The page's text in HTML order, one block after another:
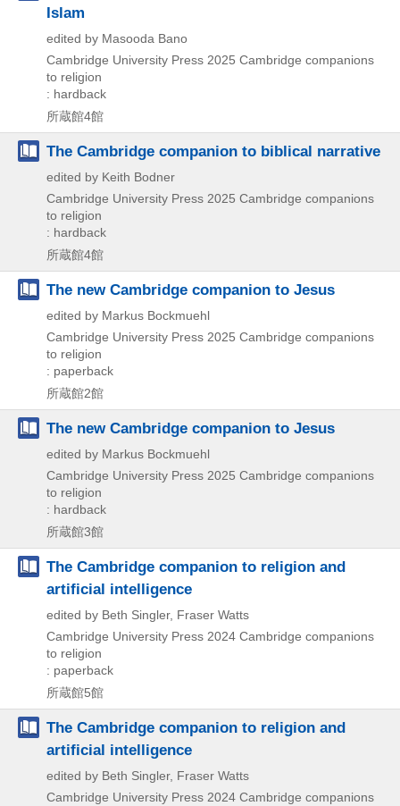
Islam
edited by Masooda Bano
Cambridge University Press 2025 Cambridge companions
to religion
: hardback
所蔵館4館
The Cambridge companion to biblical narrative
edited by Keith Bodner
Cambridge University Press 2025 Cambridge companions
to religion
: hardback
所蔵館4館
The new Cambridge companion to Jesus
edited by Markus Bockmuehl
Cambridge University Press 2025 Cambridge companions
to religion
: paperback
所蔵館2館
The new Cambridge companion to Jesus
edited by Markus Bockmuehl
Cambridge University Press 2025 Cambridge companions
to religion
: hardback
所蔵館3館
The Cambridge companion to religion and
artificial intelligence
edited by Beth Singler, Fraser Watts
Cambridge University Press 2024 Cambridge companions
to religion
: paperback
所蔵館5館
The Cambridge companion to religion and
artificial intelligence
edited by Beth Singler, Fraser Watts
Cambridge University Press 2024 Cambridge companions